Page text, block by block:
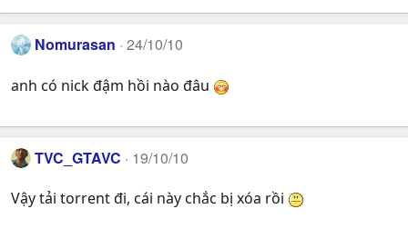
Nomurasan 24/10/10
anh có nick đậm hồi nào đâu
TVC_GTAVC 19/10/10
Vậy tải torrent đi, cái này chắc bị xóa rồi